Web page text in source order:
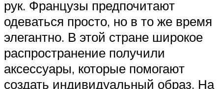
рук. Французы предпочитают
одеваться просто, но в то же время
элегантно. В этой стране широкое
распространение получили
аксессуары, которые помогают
создать индивидуальный образ. На